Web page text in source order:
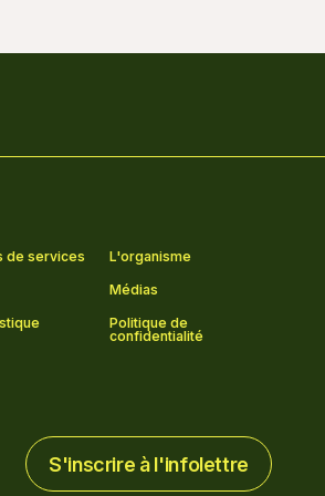
de services
L'organisme
Médias
Politique de
confidentialité
S'inscrire à l'infolettre